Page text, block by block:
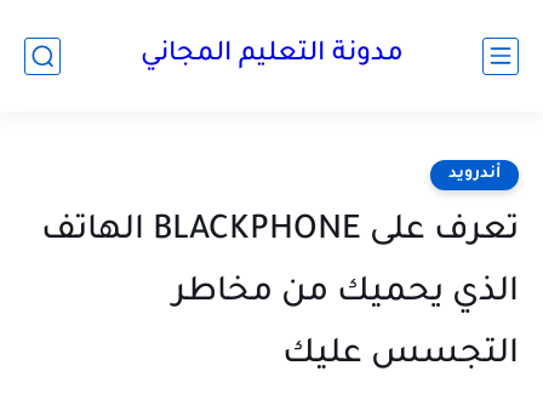
مدونة التعليم المجاني
أندرويد
تعرف على BLACKPHONE الهاتف
الذي يحميك من مخاطر
التجسس عليك